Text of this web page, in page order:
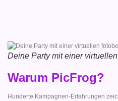
Deine Party mit einer
Warum PicFrog?
Hunderte Kampagnen-Erfahrungen